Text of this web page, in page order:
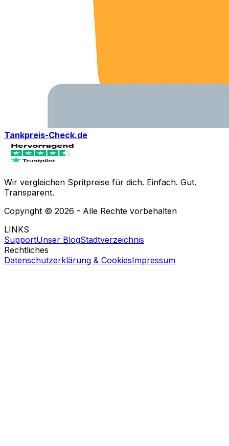
Tankpreis-Check.de
Wir vergleichen Spritpreise für dich. Einfach. Gut.
Transparent.
Copyright © 2026 - Alle Rechte vorbehalten
LINKS
SupportUnser BlogStadtverzeichnis
Rechtliches
Datenschutzerklärung & CookiesImpressum